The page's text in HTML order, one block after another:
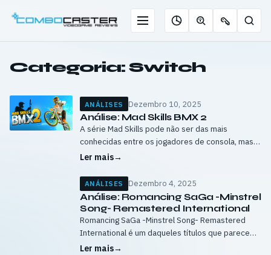
para
Menu
Roleta
de
Descobrir
jogos
IA
Ofertas
de
Categoria:Switch
ANÁLISES Dezembro 10, 2025
Análise: Mad Skills BMX 2
A série Mad Skills pode não ser das mais
conhecidas entre os jogadores de consola, mas já
tem o seu espaço bem marcado no mundo
Ler mais→
ANÁLISES Dezembro 4, 2025
Análise: Romancing SaGa -Minstrel
Song- Remastered International
Romancing SaGa -Minstrel Song- Remastered
International é um daqueles títulos que parece
feito à medida de um público muito específico:
Ler mais→